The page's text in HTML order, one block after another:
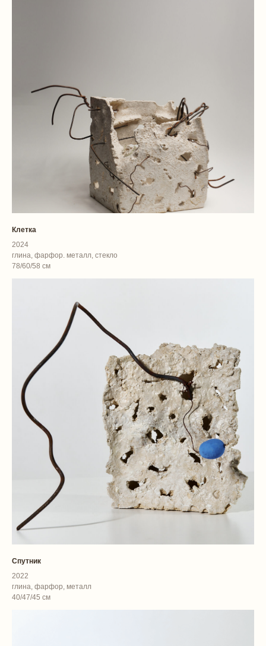
Клетка
2024
глина, фарфор. металл, стекло
78/60/58 см
Спутник
2022
глина, фарфор, металл
40/47/45 см